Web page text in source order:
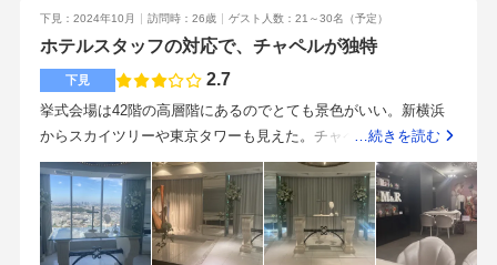
で、お伺いしたその日に即決したほどです。笑顔が素敵な方ば
かりで、案内や相談も常に親切でしたので、安心して打ち合わ
せをすることが出来ました。相談事も親身になって聞いて下さ
ったので、本当に感謝のきもちでいっぱいです。また、式当日
が近づいてからの宿泊人数、参加人数、妊娠発覚による料理の
変更なども、ご対応いただきました。お手数をお掛けしてしま
い申し訳ない気持ちになりつつも、相談してよかったと安心し
て当日を迎える事が出来ました。式が終わったら、スタッフ様
にお会いできなくなるのがとても寂しくなるくらい、よくして
くださいました。アクセスのよさ、そしてなによりスタッフ様
ルな披露宴会場（普段は縦長で使用するが、私たちは融通を聞
かせてもらって横長で使用）ホテルならではの料理のクオリテ
ィホテルの優待プランナーと確認することが多く、住んでいる
ところから離れた会場だと、都度訪問しないといけなくなるか
ら、負担なく実施するならやっぱり近場がいい
ったです。新婦の実家が遠方で遠方から参列してくれる親族が
多いので、新幹線が停まる駅が最寄り駅の会場がいいと考えて
いました。こちらの会場は駅を出て徒歩5分くらいのpepeという
商業施設と直結なので、天候が悪くてもゲストへの負担がそこ
まで大きくないと考えました。さらに、車椅子のゲストがいる
のですが、駅から会場までの動線も問題なさそうでした。プラ
ンナーの方は明るくてとてもお話しやすいです。車椅子のゲス
トがいるためバリアフリーであることが重要であるとお伝えす
ると、その点に注目して会場案内をしてもらえました。お気遣
いが嬉しかったです。新幹線の停車駅であるという点駅から会
下見：2024年10月 訪問時：26歳 ゲスト人数：21～30名 （予定）
ホテルスタッフの対応で、チャペルが独特
下見 2.7
挙式会場は42階の高層階にあるのでとても景色がいい。新横浜
からスカイツリーや東京タワーも見えた。チャペルはバージン
ロードが特徴的で、両側から真ん中の祭壇に向かって2本伸びて
いる。シンプルで王道な一本のチャペルで挙げたい人にはオス
スメできない。円柱型の建物に沿った形のチャペルなので、大
きさは程よく、ゲストが少人数の場合はちょうど良いサイズだ
…続きを読む